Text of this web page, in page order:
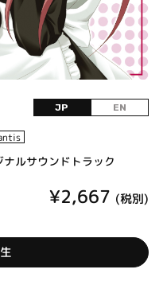
JP EN
ルサウンドトラック
¥2,667 (税別)